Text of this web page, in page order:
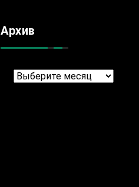
Архив
Архив